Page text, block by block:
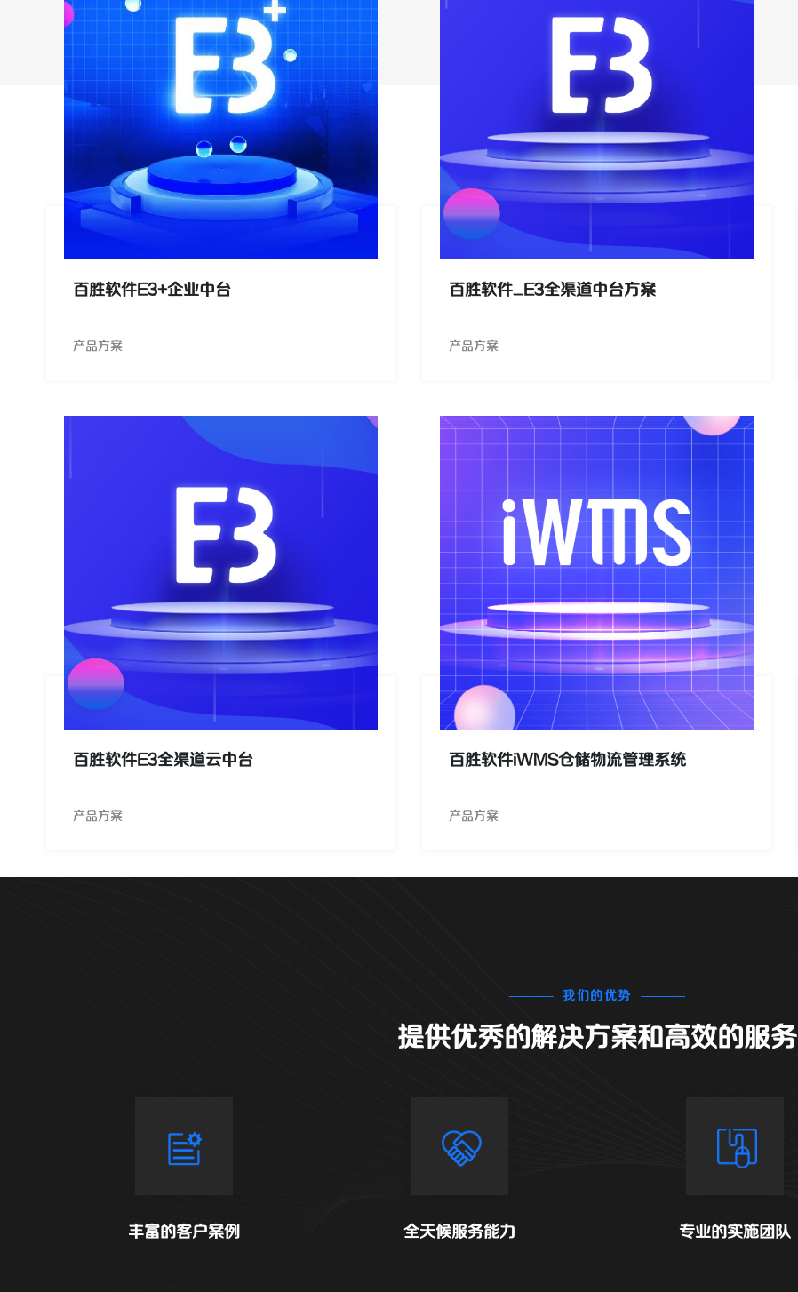
百胜软件E3+企业中台
产品方案
百胜软件_E3全渠道中台方案
产品方案
百胜软件E3全渠道云中台
产品方案
百胜软件iWMS仓储物流管理系统
产品方案
我们的优势
提供优秀的解决方案和高效的服务
丰富的客户案例 全天候服务能力 专业的实施团队